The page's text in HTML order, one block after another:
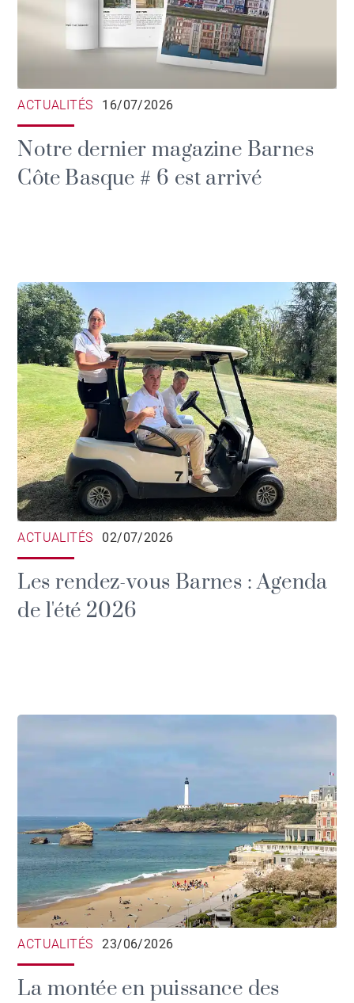
ACTUALITÉS 16/07/2026
Notre dernier magazine Barnes
Côte Basque # 6 est arrivé
ACTUALITÉS 02/07/2026
Les rendez-vous Barnes : Agenda
de l'été 2026
ACTUALITÉS 23/06/2026
La montée en puissance des